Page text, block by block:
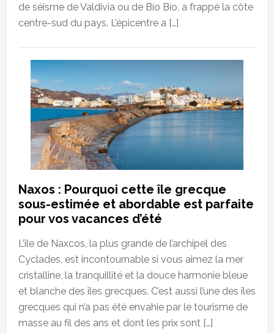
de séisme de Valdivia ou de Bío Bío, a frappé la côte
centre-sud du pays. L’épicentre a […]
Naxos : Pourquoi cette île grecque
sous-estimée et abordable est parfaite
pour vos vacances d’été
L’île de Naxcos, la plus grande de l’archipel des
Cyclades, est incontournable si vous aimez la mer
cristalline, la tranquillité et la douce harmonie bleue
et blanche des îles grecques. C’est aussi l’une des îles
grecques qui n’a pas été envahie par le tourisme de
masse au fil des ans et dont les prix sont […]